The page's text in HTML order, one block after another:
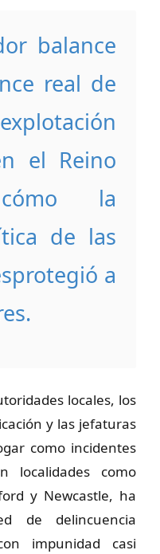
balance
real de
el Reino
la
de las
a
locales, los
y las jefaturas
como incidentes
localidades como
y Newcastle, ha
de delincuencia
impunidad casi